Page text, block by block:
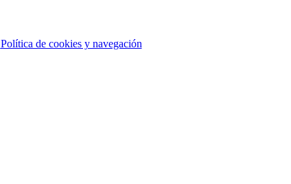
Política de cookies y navegación